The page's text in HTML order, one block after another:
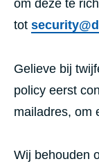
om deze te
tot
Gelieve bij
policy eerst
mailadres, om
Wij behouden